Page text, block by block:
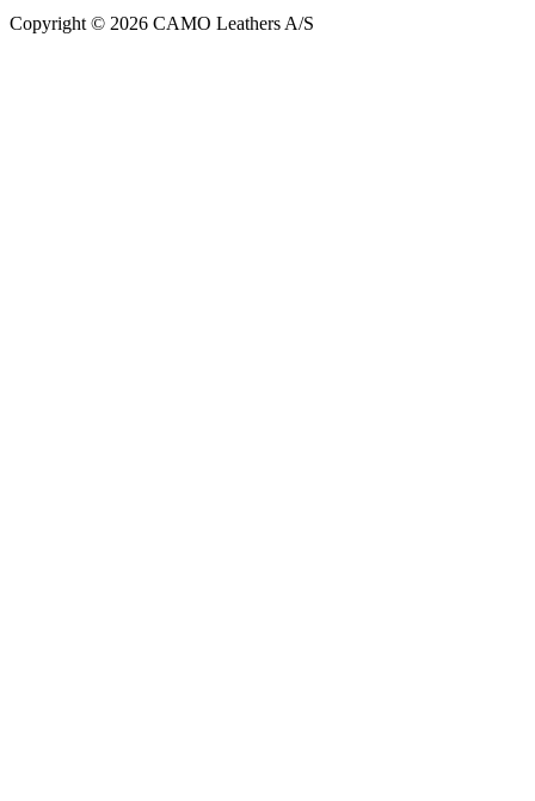
Copyright © 2026 CAMO Leathers A/S